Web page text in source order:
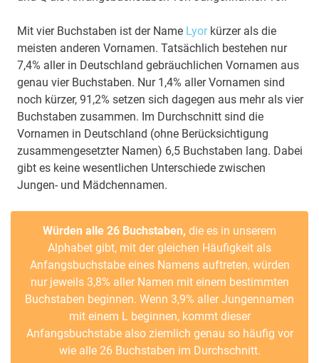
Mit vier Buchstaben ist der Name Lyorkürzer als die
meisten anderen Vornamen. Tatsächlich bestehen nur
7,4% aller in Deutschland gebräuchlichen Vornamen aus
genau vier Buchstaben. Nur 1,4% aller Vornamen sind
noch kürzer, 91,2% setzen sich dagegen aus mehr als vier
Buchstaben zusammen. Im Durchschnitt sind die
Vornamen in Deutschland (ohne Berücksichtigung
zusammengesetzter Namen) 6,5 Buchstaben lang. Dabei
gibt es keine wesentlichen Unterschiede zwischen
Jungen- und Mädchennamen.
Würden alle 26 Buchstaben, die es in unserem
Alphabet gibt, mit der gleichen Häufigkeit als
Anfangsbuchstabe eines Namens auftreten, würden
nur jeweils 3,8% aller Namen mit einem bestimmten
Buchstaben beginnen. Wenn 3,9% aller Jungennamen
mit einem L beginnen, kommt dieser
Anfangsbuchstabe also ziemlich genau so häufig vor
wie alle 26 Buchstaben im Durchschnitt.